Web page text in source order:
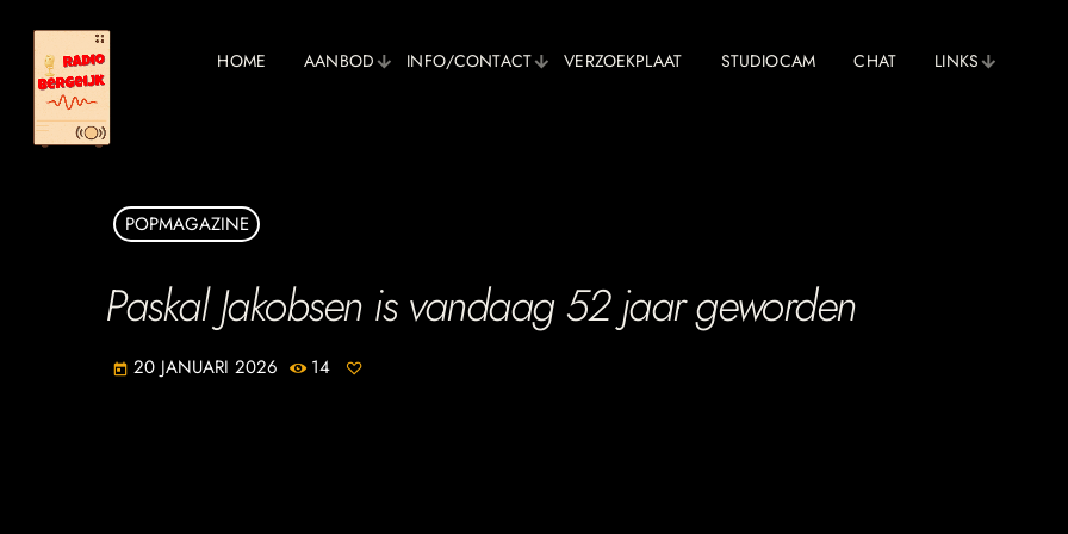
HOME AANBOD INFO/CONTACT VERZOEKPLAAT STUDIOCAM CHAT LINKS
POPMAGAZINE
Paskal Jakobsen is vandaag 52 jaar geworden
today 20 JANUARI 2026 14